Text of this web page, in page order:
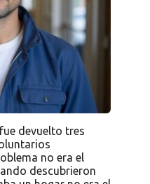
devuelto tres
no era el
descubrieron